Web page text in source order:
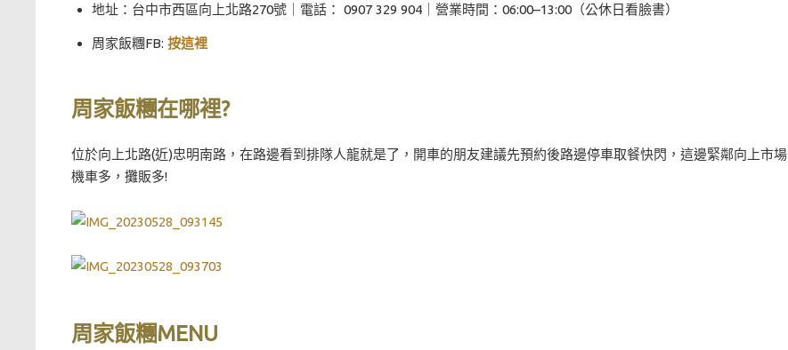
地址：台中市西區向上北路270號｜電話： 0907 329 904｜營業時間：06:00–13:00（公休日看臉書）
周家飯糰FB: 按這裡
周家飯糰在哪裡?
位於向上北路(近)忠明南路，在路邊看到排隊人龍就是了，開車的朋友建議先預約後路邊停車取餐快閃，這邊緊鄰向上市場
機車多，攤販多!
周家飯糰MENU